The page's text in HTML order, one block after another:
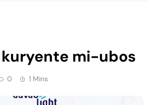
kuryente mi-ubos
0 1 Mins